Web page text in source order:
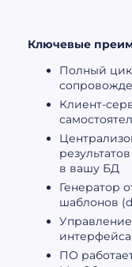
Ключевые
Полный
Клиент-
в вашу БД
Генератор
шаблонов
интерфейса
ПО